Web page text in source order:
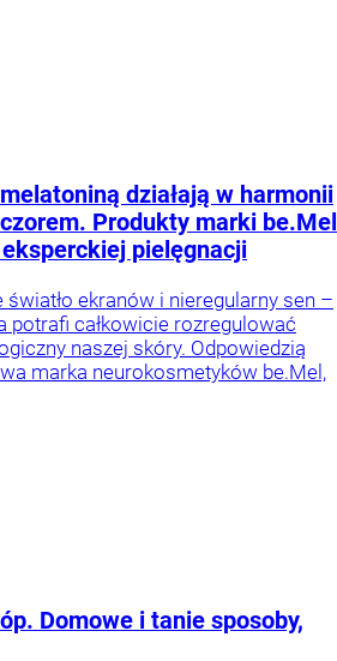
działają w harmonii
Produkty marki be.Mel
pielęgnacji
ekranów i nieregularny sen –
potrafi całkowicie rozregulować
naszej skóry. Odpowiedzią
marka neurokosmetyków be.Mel,
Domowe i tanie sposoby,